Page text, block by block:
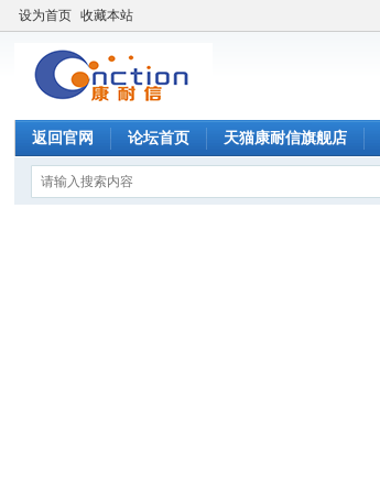
设为首页 收藏本站
返回官网 论坛首页 天猫康耐信旗舰店